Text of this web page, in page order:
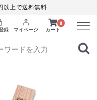
以上で送料無料
0
カート
録 マイページ
Menu